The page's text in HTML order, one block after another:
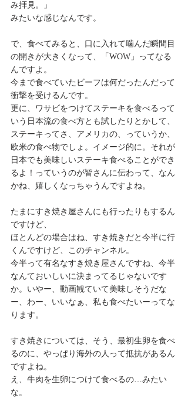
み拝見。」
みたいな感じなんです。
で、食べてみると、口に入れて噛んだ瞬間目
の開きが大きくなって、「WOW」ってなる
んですよ。
今まで食べていたビーフは何だったんだって
衝撃を受けるんです。
更に、ワサビをつけてステーキを食べるって
いう日本流の食べ方とも試したりとかして、
ステーキってさ、アメリカの、っていうか、
欧米の食べ物でしょ。イメージ的に。それが
日本でも美味しいステーキ食べることができ
るよ！っていうのが皆さんに伝わって、なん
かね、嬉しくなっちゃうんですよね。
たまにすき焼き屋さんにも行ったりもするん
ですけど、
ほとんどの場合はね、すき焼きだと今半に行
くんですけど、このチャンネル。
今半って有名なすき焼き屋さんですね、今半
なんておいしいに決まってるじゃないです
か。いやー、動画観ていて美味しそうだな
ー、わー、いいなぁ、私も食べたいーってな
ります。
すき焼きについては、そう、最初生卵を食べ
るのに、やっぱり海外の人って抵抗があるん
ですよね。
え、牛肉を生卵につけて食べるの…みたい
な。